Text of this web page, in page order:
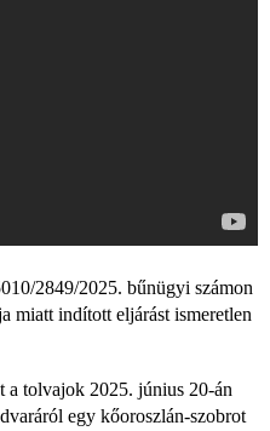
2849/2025. bűnügyi számon
miatt indított eljárást ismeretlen
a tolvajok 2025. június 20-án
egy kőoroszlán-szobrot